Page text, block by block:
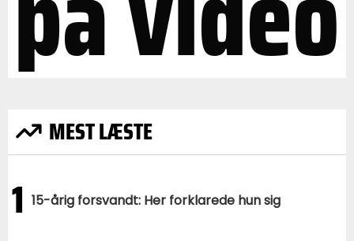
MEST LÆSTE
1 15-årig forsvandt: Her forklarede hun sig